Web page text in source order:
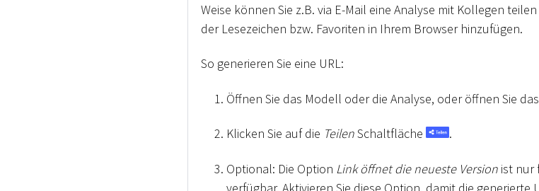
Weise können Sie z.B. via E-Mail eine Analyse mit Kollegen
der Lesezeichen bzw. Favoriten in Ihrem Browser hinzufügen.
So generieren Sie eine URL:
Öffnen Sie das Modell oder die Analyse, oder öffnen Sie
Klicken Sie auf die TeilenSchaltfläche .
Optional: Die Option Link öffnet die neueste Version ist nur
verfügbar. Aktivieren Sie diese Option, damit die generierte